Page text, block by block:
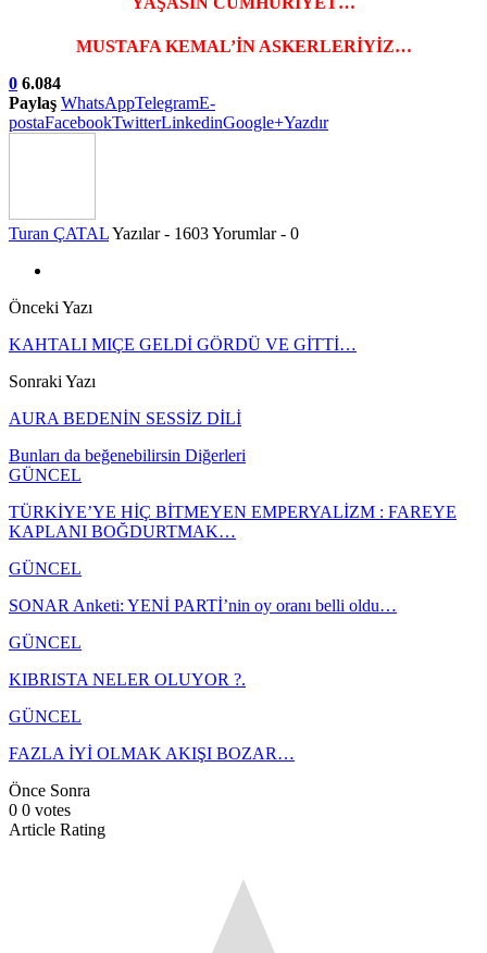
MUSTAFA KEMAL’İN ASKERLERİYİZ…
0 6.084
Paylaş WhatsAppTelegramE-
postaFacebookTwitterLinkedinGoogle+Yazdır
Turan ÇATALYazılar - 1603Yorumlar - 0
Önceki Yazı
KAHTALI MIÇE GELDİ GÖRDÜ VE GİTTİ…
Sonraki Yazı
AURA BEDENİN SESSİZ DİLİ
Bunları da beğenebilirsin Diğerleri
GÜNCEL
TÜRKİYE’YE HİÇ BİTMEYEN EMPERYALİZM : FAREYE
KAPLANI BOĞDURTMAK…
GÜNCEL
SONAR Anketi: YENİ PARTİ’nin oy oranı belli oldu…
GÜNCEL
KIBRISTA NELER OLUYOR ?.
GÜNCEL
FAZLA İYİ OLMAK AKIŞI BOZAR…
Önce Sonra
0 0 votes
Article Rating